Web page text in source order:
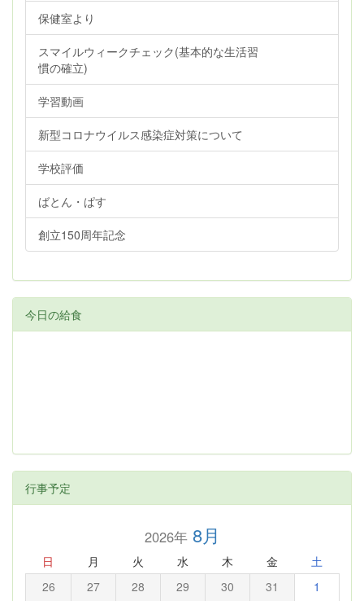
保健室より
スマイルウィークチェック(基本的な生活習
慣の確立)
学習動画
新型コロナウイルス感染症対策について
学校評価
ばとん・ぱす
創立150周年記念
今日の給食
行事予定
2026年8月
日 月 火 水 木 金 土
26 27 28 29 30 31 1